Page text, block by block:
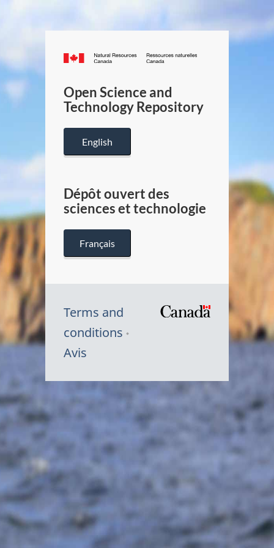
Canada.ca
/
Canada
Open Science and
Technology Repository
English
Dépôt ouvert des
sciences et technologie
Français
Terms and
conditions
Avis
Symbole
Canada